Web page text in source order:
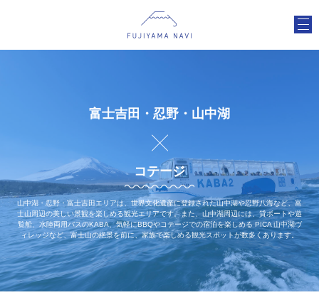
富士吉田・忍野・山中湖
コテージ
山中湖・忍野・富士吉田エリアは、世界文化遺産に登録された山中湖や忍野八海など、富
士山周辺の美しい景観を楽しめる観光エリアです。また、山中湖周辺には、貸ボートや遊
覧船、水陸両用バスのKABA、気軽にBBQやコテージでの宿泊を楽しめる PICA 山中湖ヴ
ィレッジなど、富士山の絶景を前に、家族で楽しめる観光スポットが数多くあります。